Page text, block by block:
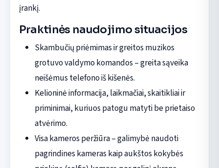
įrankį.
Praktinės naudojimo situacijos
Skambučių priėmimas ir greitos muzikos
grotuvo valdymo komandos – greita sąveika
neišėmus telefono iš kišenės.
Kelioninė informacija, laikmačiai, skaitikliai ir
priminimai, kuriuos patogu matyti be prietaiso
atvėrimo.
Visa kameros peržiūra – galimybė naudoti
pagrindines kameras kaip aukštos kokybės